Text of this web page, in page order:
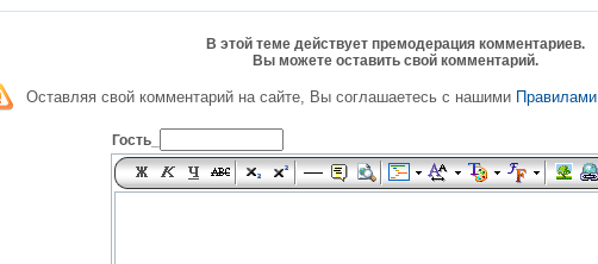
В этой теме действует премодерация комментариев.
Вы можете оставить свой комментарий.
Оставляя свой комментарий на сайте, Вы соглашаетесь с нашими Правилами
Гость_